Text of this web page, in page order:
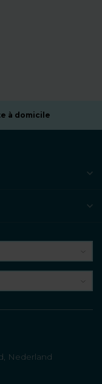
à domicile
Nederland